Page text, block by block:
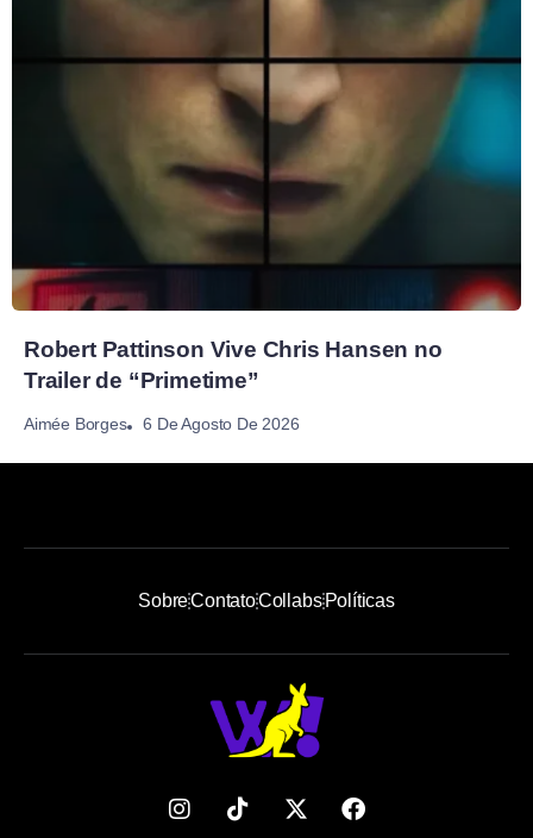
Robert Pattinson Vive Chris Hansen no
Trailer de “Primetime”
Aimée Borges 6 De Agosto De 2026
SobreContatoCollabsPolíticas